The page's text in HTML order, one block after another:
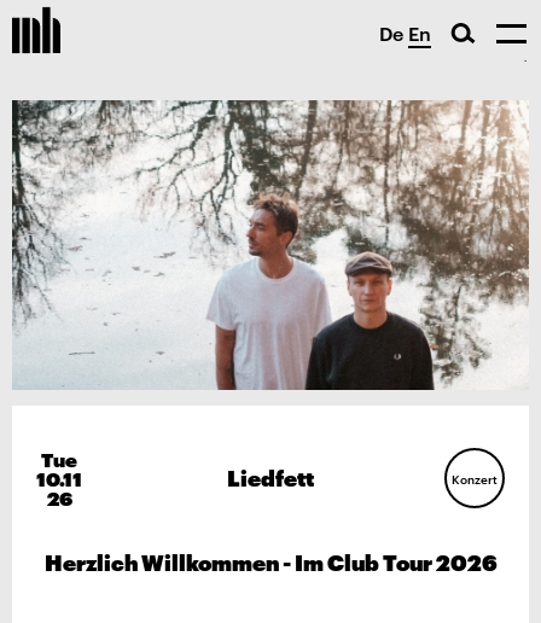
De En
Tue
10.11
26
Liedfett Konzert
Herzlich Willkommen - Im Club Tour 2026